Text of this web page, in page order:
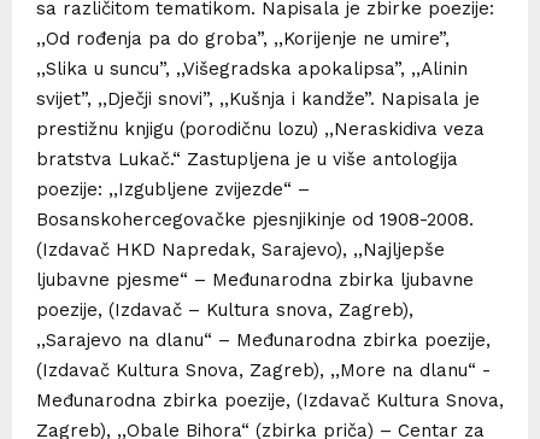
sa različitom tematikom. Napisala je zbirke poezije:
,,Od rođenja pa do groba”, ,,Korijenje ne umire”,
,,Slika u suncu”, ,,Višegradska apokalipsa”, ,,Alinin
svijet”, ,,Dječji snovi”, ,,Kušnja i kandže”. Napisala je
prestižnu knjigu (porodičnu lozu) ,,Neraskidiva veza
bratstva Lukač.“ Zastupljena je u više antologija
poezije: ,,Izgubljene zvijezde“ –
Bosanskohercegovačke pjesnjikinje od 1908-2008.
(Izdavač HKD Napredak, Sarajevo), ,,Najljepše
ljubavne pjesme“ – Međunarodna zbirka ljubavne
poezije, (Izdavač – Kultura snova, Zagreb),
,,Sarajevo na dlanu“ – Međunarodna zbirka poezije,
(Izdavač Kultura Snova, Zagreb), ,,More na dlanu“ -
Međunarodna zbirka poezije, (Izdavač Kultura Snova,
Zagreb), ,,Obale Bihora“ (zbirka priča) – Centar za